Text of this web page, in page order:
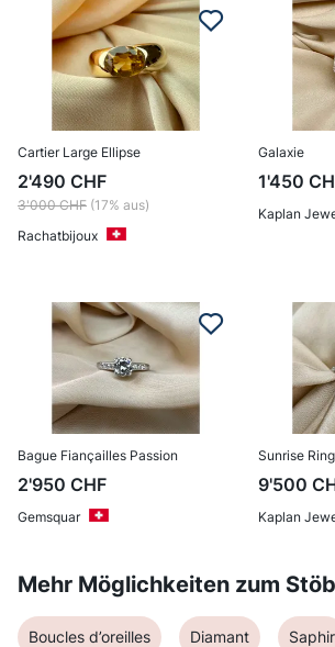
Cartier Large Ellipse
2'490 CHF
3'000 CHF (17% aus)
Rachatbijoux
Galaxie
1'450
Kaplan
Bague Fiançailles Passion
2'950 CHF
Gemsquar
Sunrise Ring
9'500
Kaplan
Mehr Möglichkeiten zum
Boucles d’oreilles Diamant Saphir